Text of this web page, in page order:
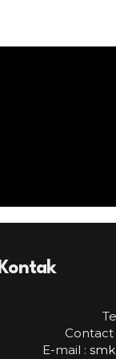
Kontak
Contact
E-mail :